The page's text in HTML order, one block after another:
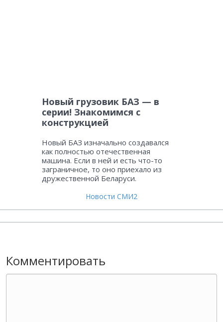
Новый грузовик БАЗ — в
серии! Знакомимся с
конструкцией
Новый БАЗ изначально создавался
как полностью отечественная
машина. Если в ней и есть что-то
заграничное, то оно приехало из
дружественной Беларуси.
Новости СМИ2
Комментировать